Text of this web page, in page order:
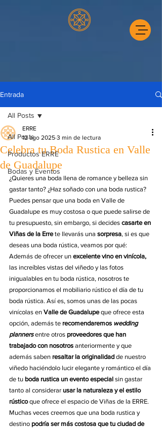
Entrada
All Posts
Productos ERRE
Bodas y Eventos
All Posts
Celebra tu Boda Rustica en Valle
de Guadalupe
ERRE
12 ago 2025 3 min de lectura
¿Quieres una boda llena de romance y belleza sin
gastar tanto? ¿Haz soñado con una boda rustica?
Puedes pensar que una boda en Valle de
Guadalupe es muy costosa o que puede salirse de
tu presupuesto, sin embargo, si decides casarte en
Viñas de la Erre te llevarás una sorpresa, si es que
deseas una boda rústica, veamos por qué:
Además de ofrecer un excelente vino en vinícola,
las increíbles vistas del viñedo y las fotos
inigualables en tu boda rústica, nosotros te
proporcionamos el mobiliario rústico el día de tu
boda rústica. Así es, somos unas de las pocas
vinícolas en Valle de Guadalupe que ofrece esta
opción, además te recomendaremos wedding
planners entre otros proveedores que han
trabajado con nosotros anteriormente y que
además saben resaltar la originalidad de nuestro
viñedo haciéndolo lucir elegante y romántico el día
de tu boda rustica un evento especial sin gastar
tanto al considerar usar la naturaleza y el estilo
rústico que ofrece el espacio de Viñas de la ERRE.
Muchas veces creemos que una boda rustica y
destino podría ser más costosa que tu ciudad de